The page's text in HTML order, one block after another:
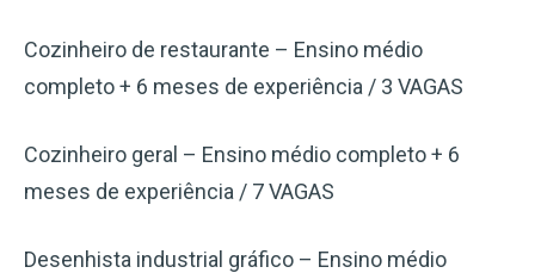
Cozinheiro de restaurante – Ensino médio
completo + 6 meses de experiência / 3 VAGAS
Cozinheiro geral – Ensino médio completo + 6
meses de experiência / 7 VAGAS
Desenhista industrial gráfico – Ensino médio